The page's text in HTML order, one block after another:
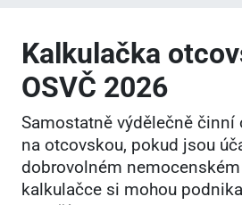
Kalkulačka
OSVČ 2026
Samostatně výdělečně
na otcovskou, pokud jsou
dobrovolném
kalkulačce si mohou